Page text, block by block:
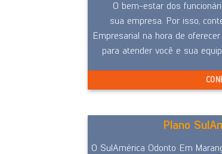
O bem-estar dos
sua empresa. Por isso,
Empresarial na hora de
para atender você e sua
Plano
O SulAmérica Odonto Em